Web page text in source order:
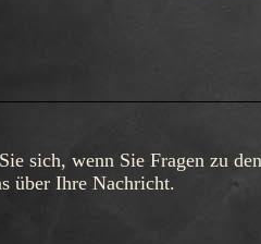
sich, wenn Sie Fragen zu
über Ihre Nachricht.